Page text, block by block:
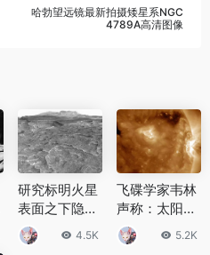
哈勃望远镜最新拍摄矮星系NGC
4789A高清图像
研究标明火星
表面之下隐藏
巨大冰湖 可能
曾经孕育生命
4.5K
飞碟学家韦林
声称：太阳附
近发现一个比
地球大25倍的
5.2K